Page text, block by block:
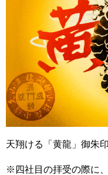
天翔ける「黄龍」御朱
※四社目の拝受の際に